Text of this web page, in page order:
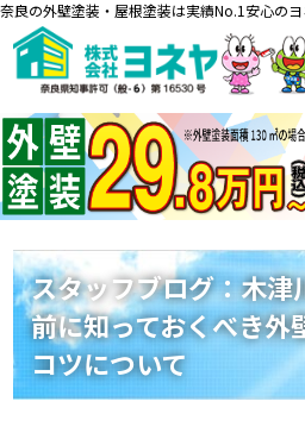
奈良の外壁塗装・屋根塗装は実績No.1安心の
料金一覧 会社案内
来店予約 お問い合わ
お見積り
スタッフブログ：木津
前に知っておくべき外
コツについて